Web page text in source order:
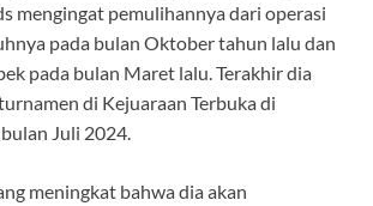
mengingat pemulihannya dari operasi
pada bulan Oktober tahun lalu dan
pada bulan Maret lalu. Terakhir dia
di Kejuaraan Terbuka di
Juli 2024.
meningkat bahwa dia akan